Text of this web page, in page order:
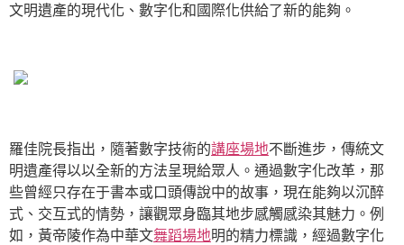
文明遺產的現代化、數字化和國際化供給了新的能夠。
羅佳院長指出，隨著數字技術的講座場地不斷進步，傳統文
明遺產得以以全新的方法呈現給眾人。通過數字化改革，那
些曾經只存在于書本或口頭傳說中的故事，現在能夠以沉醉
式、交互式的情勢，讓觀眾身臨其地步感觸感染其魅力。例
如，黃帝陵作為中華文舞蹈場地明的精力標識，經過數字化